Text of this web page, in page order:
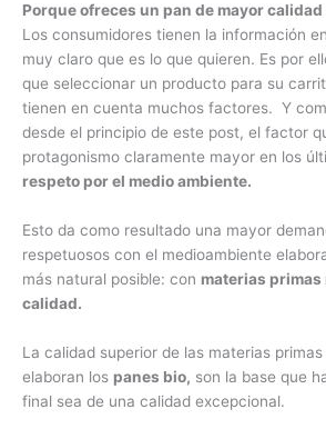
Porque ofreces un pan de mayor calidad
Los consumidores tienen la información
muy claro que es lo que quieren. Es por
que seleccionar un producto para su
tienen en cuenta muchos factores. Y
desde el principio de este post, el factor
protagonismo claramente mayor en los
respeto por el medio ambiente.
Esto da como resultado una mayor
respetuosos con el medioambiente
más natural posible: con materias
calidad.
La calidad superior de las materias
elaboran los panes bio, son la base que
final sea de una calidad excepcional.